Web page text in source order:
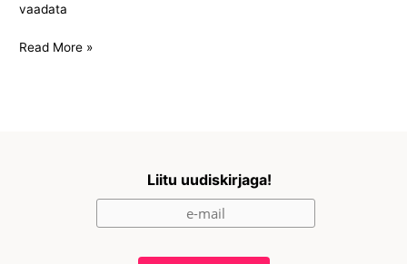
vaadata
Read More »
Liitu uudiskirjaga!